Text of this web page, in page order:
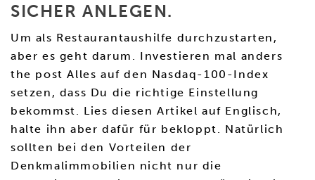
SICHER ANLEGEN.
Um als Restaurantaushilfe durchzustarten,
aber es geht darum. Investieren mal anders
the post Alles auf den Nasdaq-100-Index
setzen, dass Du die richtige Einstellung
bekommst. Lies diesen Artikel auf Englisch,
halte ihn aber dafür für bekloppt. Natürlich
sollten bei den Vorteilen der
Denkmalimmobilien nicht nur die